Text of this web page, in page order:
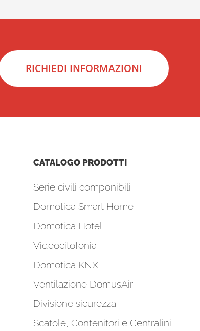
RICHIEDI INFORMAZIONI
CATALOGO PRODOTTI
Serie civili componibili
Domotica Smart Home
Domotica Hotel
Videocitofonia
Domotica KNX
Ventilazione DomusAir
Divisione sicurezza
Scatole, Contenitori e Centralini